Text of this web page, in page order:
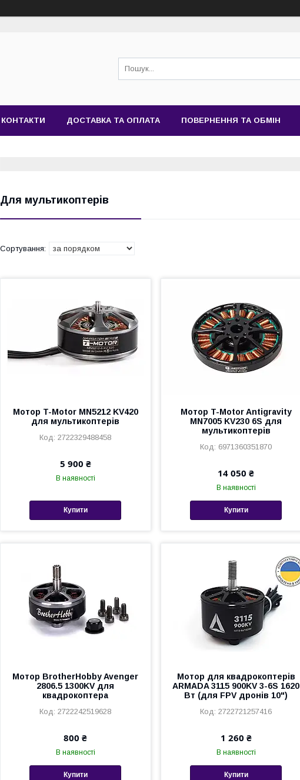
КОНТАКТИ ДОСТАВКА ТА ОПЛАТА ПОВЕРНЕННЯ ТА ОБМІН
Для мультикоптерів
Мотор T-Motor MN5212 KV420
для мультикоптерів
2722329488458
5 900 ₴
В наявності
Купити
Мотор T-Motor Antigravity
MN7005 KV230 6S для
мультикоптерів
6971360351870
14 050 ₴
В наявності
Купити
Мотор BrotherHobby Avenger
2806.5 1300KV для
квадрокоптера
2722242519628
800 ₴
В наявності
Купити
Мотор для квадрокоптерів
ARMADA 3115 900KV 3-6S 1620
Вт (для FPV дронів 10")
2722721257416
1 260 ₴
В наявності
Купити